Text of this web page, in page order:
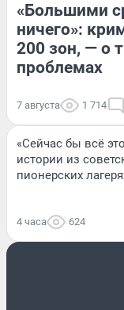
«Большими
ничего»:
200 зон, — о
проблемах
7 августа 1 714
«Сейчас бы всё
истории из
пионерских
4 часа 624